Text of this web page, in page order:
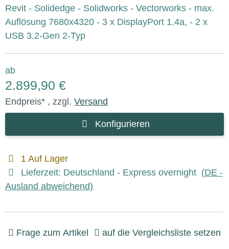
Revit - Solidedge - Solidworks - Vectorworks - max.
Auflösung 7680x4320 - 3 x DisplayPort 1.4a, - 2 x
USB 3.2-Gen 2-Typ
ab
2.899,90 €
Endpreis* , zzgl. Versand
Konfigurieren
1 Auf Lager
Lieferzeit: Deutschland - Express overnight (DE -
Ausland abweichend)
Frage zum Artikel auf die Vergleichsliste setzen